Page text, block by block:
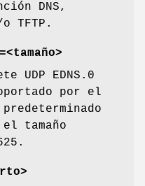
DNS,
TFTP.
UDP EDNS.0
por el
tamaño